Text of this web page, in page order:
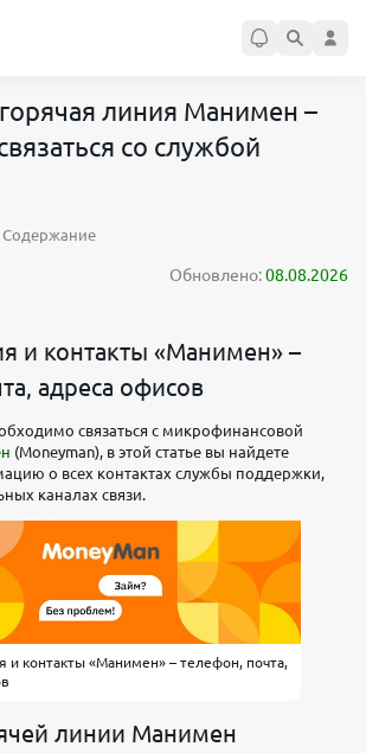
линия Манимен –
со службой
Содержание
Обновлено:08.08.2026
и контакты «Манимен» –
адреса офисов
связаться с микрофинансовой
(Moneyman), в этой статье вы найдете
о всех контактах службы поддержки,
каналах связи.
и контакты «Манимен» – телефон, почта,
линии Манимен